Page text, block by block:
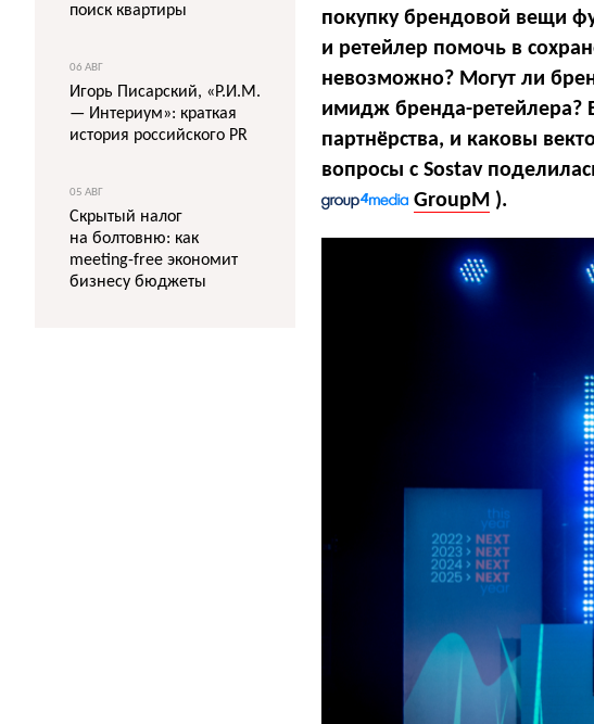
покупку брендовой вещи
и ретейлер помочь в
невозможно? Могут ли
имидж бренда-ретейлера?
партнёрства, и каковы
вопросы с Sostav
GroupM ).
поиск квартиры
06 АВГ
Игорь Писарский, «Р.И.М.
— Интериум»: краткая
история российского PR
05 АВГ
Скрытый налог
на болтовню: как
meeting-free экономит
бизнесу бюджеты